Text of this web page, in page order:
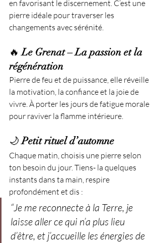
en favorisant le discernement. C’est une
pierre idéale pour traverser les
changements avec sérénité.
🔥 Le Grenat – La passion et la
régénération
Pierre de feu et de puissance, elle réveille
la motivation, la confiance et la joie de
vivre. À porter les jours de fatigue morale
pour raviver la flamme intérieure.
🌙 Petit rituel d’automne
Chaque matin, choisis une pierre selon
ton besoin du jour. Tiens- la quelques
instants dans ta main, respire
profondément et dis :
“Je me reconnecte à la Terre, je
laisse aller ce qui n’a plus lieu
d’être, et j’accueille les énergies de